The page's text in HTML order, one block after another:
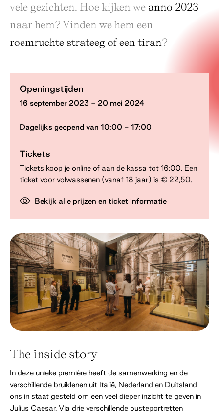
vele gezichten. Hoe kijken we anno 2023
naar hem? Vinden we hem een
roemruchte strateeg of een tiran?
Openingstijden
16 september 2023 - 20 mei 2024
Dagelijks geopend van 10:00 - 17:00
Tickets
Tickets koop je online of aan de kassa tot 16:00. Een
ticket voor volwassenen (vanaf 18 jaar) is € 22,50.
Bekijk alle prijzen en ticket informatie
The inside story
In deze unieke première heeft de samenwerking en de
verschillende bruiklenen uit Italië, Nederland en Duitsland
ons in staat gesteld om een veel dieper inzicht te geven in
Julius Caesar. Via drie verschillende busteportretten